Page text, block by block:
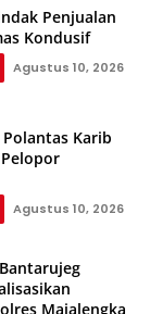
Penjualan
Kondusif
Agustus 10, 2026
Karib
Agustus 10, 2026
Majalengka